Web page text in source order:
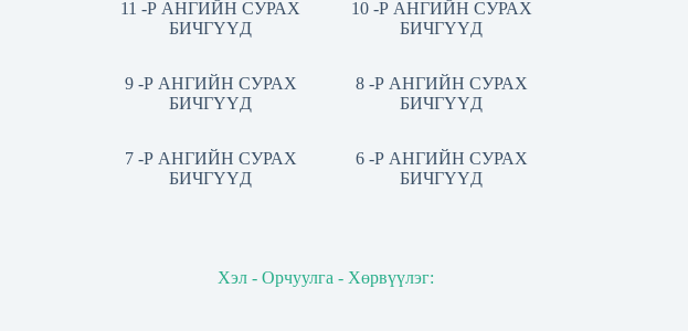
11 -Р АНГИЙН СУРАХ
БИЧГҮҮД
10 -Р АНГИЙН СУРАХ
БИЧГҮҮД
9 -Р АНГИЙН СУРАХ
БИЧГҮҮД
8 -Р АНГИЙН СУРАХ
БИЧГҮҮД
7 -Р АНГИЙН СУРАХ
БИЧГҮҮД
6 -Р АНГИЙН СУРАХ
БИЧГҮҮД
Хэл - Орчуулга - Хөрвүүлэг: